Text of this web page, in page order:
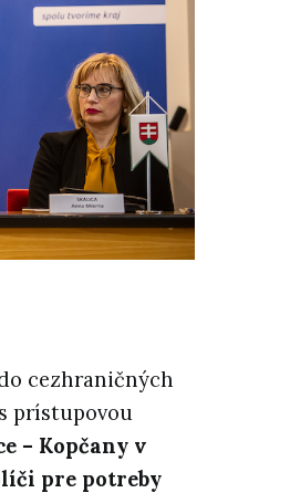
cezhraničných
prístupovou
– Kopčany v
pre potreby